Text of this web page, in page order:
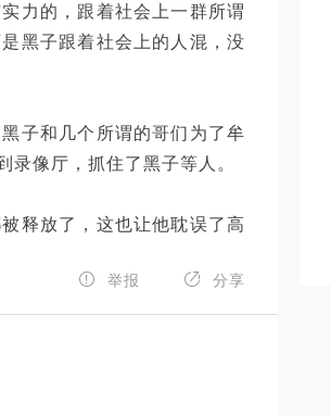
力的，跟着社会上一群所谓
黑子跟着社会上的人混，没
子和几个所谓的哥们为了牟
像厅，抓住了黑子等人。
释放了，这也让他耽误了高
 分享
 举报